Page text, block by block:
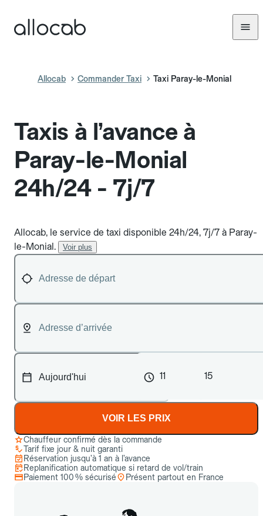
Allocab Commander Taxi Taxi Paray-le-Monial
Taxis à l’avance à
Paray-le-Monial
24h/24 - 7j/7
Allocab, le service de taxi disponible 24h/24, 7j/7 à Paray-
le-Monial.
Voir plus
11 15
VOIR LES PRIX
Chauffeur confirmé dès la commande
Tarif fixe jour & nuit garanti
Réservation jusqu’à 1 an à l’avance
Replanification automatique si retard de vol/train
Paiement 100 % sécurisé
Présent partout en France